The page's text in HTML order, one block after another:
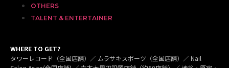
OTHERS
TALENT & ENTERTAINER
WHERE TO GET?
タワーレコード（全国店舗）／ ムラサキスポーツ（全国店舗）／ Nail